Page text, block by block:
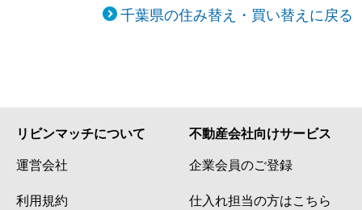
千葉県の住み替え・買い替えに戻る
リビンマッチについて
運営会社
利用規約
不動産会社向けサービス
企業会員のご登録
仕入れ担当の方はこちら